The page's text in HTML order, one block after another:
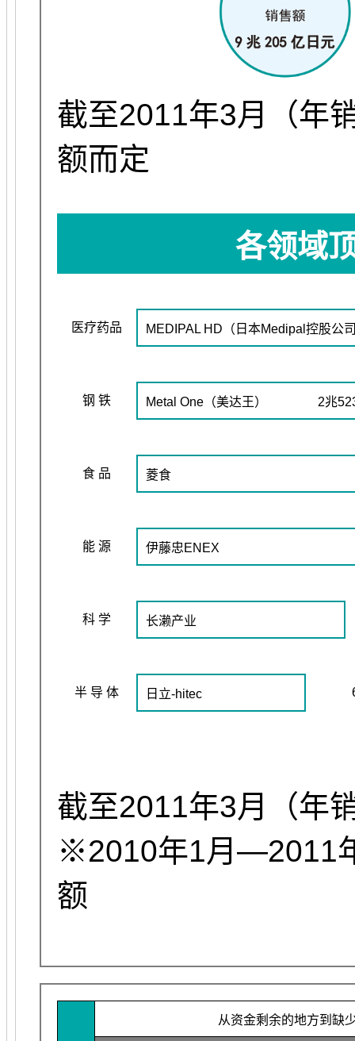
截至2011年3月（年
额而定
各领域
医疗药品 MEDIPAL HD（日本Medipal控
钢 铁 Metal One（美达王） 2兆
食 品 菱食
能 源 伊藤忠ENEX
科 学 长濑产业
半 导 体 日立-hitec
截至2011年3月（年
※2010年1月—2011
额
从资金剩余的地方到缺